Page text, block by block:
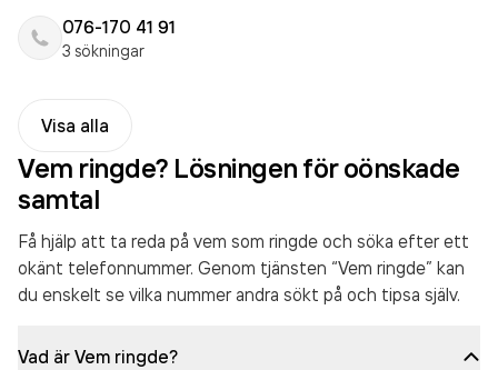
076-170 41 91
3 sökningar
Visa alla
Vem ringde? Lösningen för oönskade
samtal
Få hjälp att ta reda på vem som ringde och söka efter ett
okänt telefonnummer. Genom tjänsten “Vem ringde” kan
du enskelt se vilka nummer andra sökt på och tipsa själv.
Vad är Vem ringde?